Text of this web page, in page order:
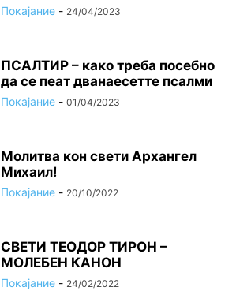
Покајание - 24/04/2023
ПСАЛТИР – како треба посебно
да се пеат дванаесетте псалми
Покајание - 01/04/2023
Молитва кон свети Архангел
Михаил!
Покајание - 20/10/2022
СВЕТИ ТЕОДОР ТИРОН –
МОЛЕБЕН КАНОН
Покајание - 24/02/2022